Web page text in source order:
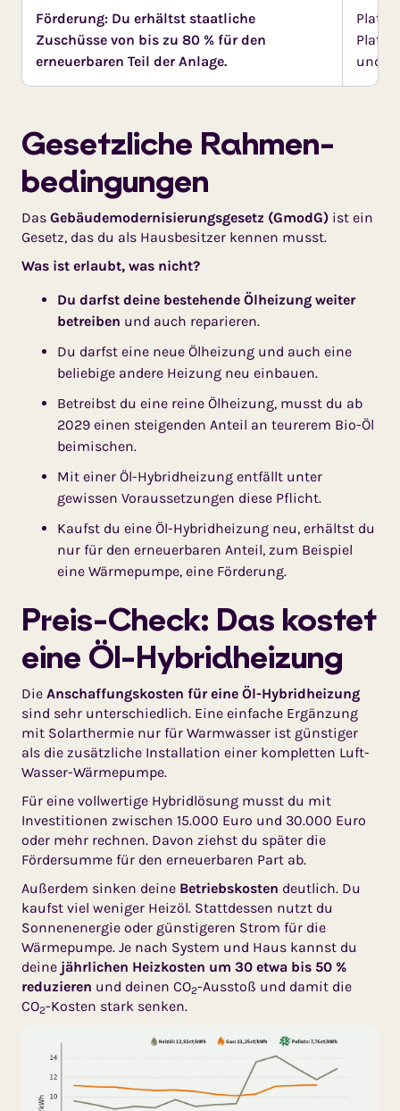
Förderung: Du erhältst staatliche
Zuschüsse von bis zu 80 % für den
erneuerbaren Teil der Anlage.
Platz
und
Gesetzliche Rahmen­
bedingungen
Das Gebäudemodernisierungsgesetz (GmodG) ist ein
Gesetz, das du als Hausbesitzer kennen musst.
Was ist erlaubt, was nicht?
Du darfst deine bestehende Ölheizung weiter
betreiben und auch reparieren.
Du darfst eine neue Ölheizung und auch eine
beliebige andere Heizung neu einbauen.
Betreibst du eine reine Ölheizung, musst du ab
2029 einen steigenden Anteil an teurerem Bio-Öl
beimischen.
Mit einer Öl-Hybridheizung entfällt unter
gewissen Voraussetzungen diese Pflicht.
Kaufst du eine Öl-Hybridheizung neu, erhältst du
nur für den erneuerbaren Anteil, zum Beispiel
eine Wärmepumpe, eine Förderung.
Preis-Check: Das kostet
eine Öl-Hybridheizung
Die Anschaffungskosten für eine Öl-Hybridheizung
sind sehr unterschiedlich. Eine einfache Ergänzung
mit Solarthermie nur für Warmwasser ist günstiger
als die zusätzliche Installation einer kompletten Luft-
Wasser-Wärmepumpe.
Für eine vollwertige Hybridlösung musst du mit
Investitionen zwischen 15.000 Euro und 30.000 Euro
oder mehr rechnen. Davon ziehst du später die
Fördersumme für den erneuerbaren Part ab.
Außerdem sinken deine Betriebskosten deutlich. Du
kaufst viel weniger Heizöl. Stattdessen nutzt du
Sonnenenergie oder günstigeren Strom für die
Wärmepumpe. Je nach System und Haus kannst du
deine jährlichen Heizkosten um 30 etwa bis 50 %
reduzieren und deinen CO2-Ausstoß und damit die
CO2-Kosten stark senken.